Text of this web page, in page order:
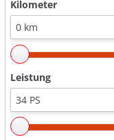
Kilometer
Leistung